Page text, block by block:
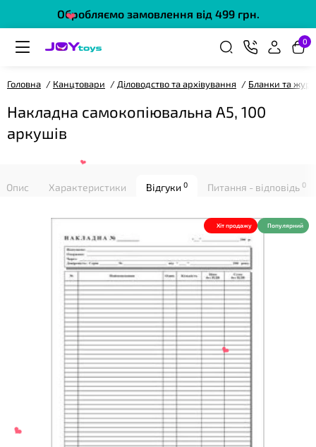
Обробляємо замовлення від 499 грн.
0
Головна Канцтовари Діловодство та архівування Бланки та
Накладна самокопіювальна А5, 100
аркушів
Опис Характеристики Відгуки 0 Питання - відповідь 0
Хіт продажу Популярний
❤
❤